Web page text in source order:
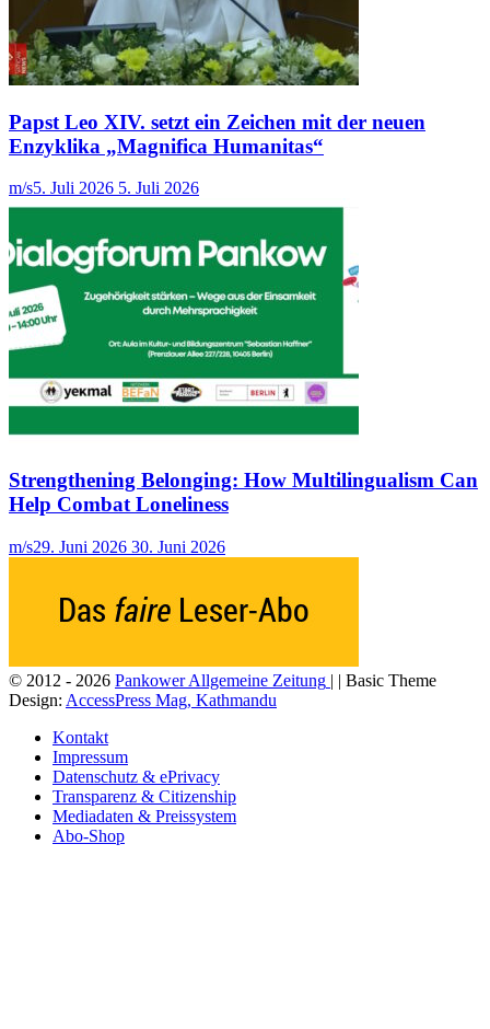
Papst Leo XIV. setzt ein Zeichen mit der neuen
Enzyklika „Magnifica Humanitas“
m/s5. Juli 2026 5. Juli 2026
Strengthening Belonging: How Multilingualism Can
Help Combat Loneliness
m/s29. Juni 2026 30. Juni 2026
© 2012 - 2026 Pankower Allgemeine Zeitung | | Basic Theme
Design: AccessPress Mag, Kathmandu
Kontakt
Impressum
Datenschutz & ePrivacy
Transparenz & Citizenship
Mediadaten & Preissystem
Abo-Shop